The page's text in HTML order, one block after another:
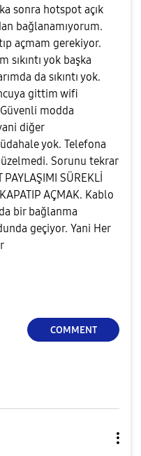
sonra hotspot açık
bağlanamıyorum.
açmam gerekiyor.
sıkıntı yok başka
da sıkıntı yok.
gittim wifi
modda
diğer
yok. Telefona
Sorunu tekrar
PAYLAŞIMI SÜREKLİ
AÇMAK. Kablo
bir bağlanma
geçiyor. Yani Her
COMMENT